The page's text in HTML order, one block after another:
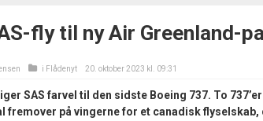
fly til ny Air Greenland-
i Flådenyt 20. oktober 2023 kl. 09:31
SAS farvel til den sidste Boeing 737. To
fremover på vingerne for et canadisk flyselskab,